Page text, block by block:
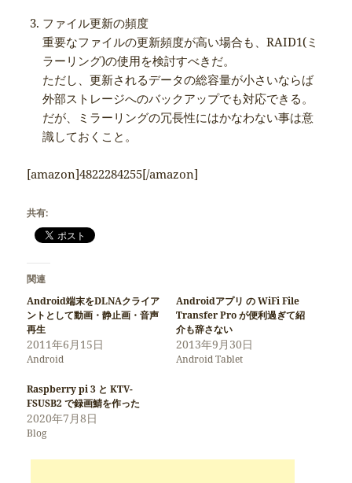
ファイル更新の頻度
重要なファイルの更新頻度が高い場合も、RAID1(ミ
ラーリング)の使用を検討すべきだ。
ただし、更新されるデータの総容量が小さいならば
外部ストレージへのバックアップでも対応できる。
だが、ミラーリングの冗長性にはかなわない事は意
識しておくこと。
[amazon]4822284255[/amazon]
共有:
関連
Android端末をDLNAクライア
ントとして動画・静止画・音声
再生
2011年6月15日
Android
Androidアプリ の WiFi File
Transfer Pro が便利過ぎて紹
介も辞さない
2013年9月30日
Android Tablet
Raspberry pi 3 と KTV-
FSUSB2 で録画鯖を作った
2020年7月8日
Blog